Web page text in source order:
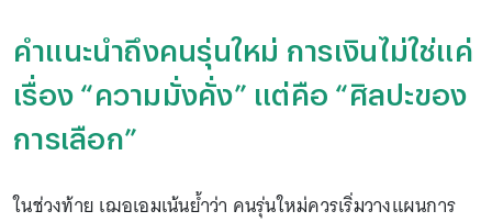
คำแนะนำถึงคนรุ่นใหม่ การเงินไม่ใช่แค่
เรื่อง “ความมั่งคั่ง” แต่คือ “ศิลปะของ
การเลือก”
ในช่วงท้าย เฌอเอมเน้นย้ำว่า คนรุ่นใหม่ควรเริ่มวางแผนการ